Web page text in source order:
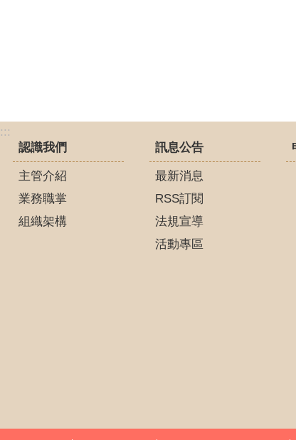
:::
認識我們
主管介紹
業務職掌
組織架構
訊息公告
最新消息
RSS訂閱
法規宣導
活動專區